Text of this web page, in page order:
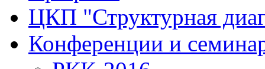
ЦКП "Структурная
Конференции и